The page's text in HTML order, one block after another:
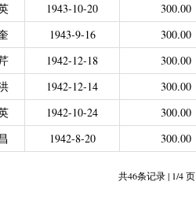
1943-10-20 300.00
1943-9-16 300.00
1942-12-18 300.00
1942-12-14 300.00
1942-10-24 300.00
1942-8-20 300.00
共46条记录 | 1/4 页